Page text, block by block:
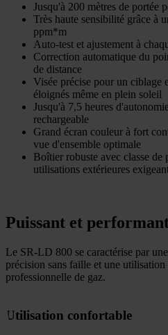
Jusqu'à 200 mètres de portée
Très haute sensibilité grâce à
ppm*m
Auto-test et ajustement à
Correction automatique du
de distance
Visée précise pour un ciblage
éloignés même en plein soleil
Jusqu'à 7,5 heures
rechargeable
Grand écran couleur à fort
vue d'ensemble optimale
Boîtier robuste avec classe
utilisations extérieures
Puissant et
Le SR-LD 800 se caractérise par
précision sans faille et une
professionnelle de gaz.
Utilisation confortable